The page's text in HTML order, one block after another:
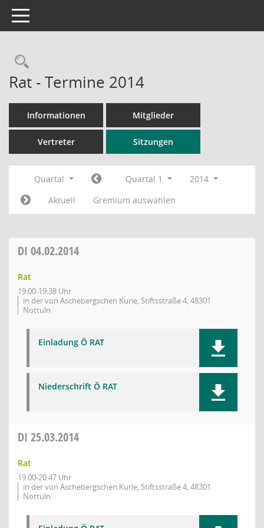
Toggle navigation
Rechercheauswahl
Rat - Termine 2014
Informationen Mitglieder
Vertreter Sitzungen
Quartal Quartal 1
2014
Aktuell
Gremium auswählen
DI 04.02.2014
Rat
19:00-19:38 Uhr
in der von Aschebergschen Kurie, Stiftsstraße 4, 48301
Nottuln
Einladung Ö RAT
Niederschrift Ö RAT
DI 25.03.2014
Rat
19:00-20:47 Uhr
in der von Aschebergschen Kurie, Stiftsstraße 4, 48301
Nottuln